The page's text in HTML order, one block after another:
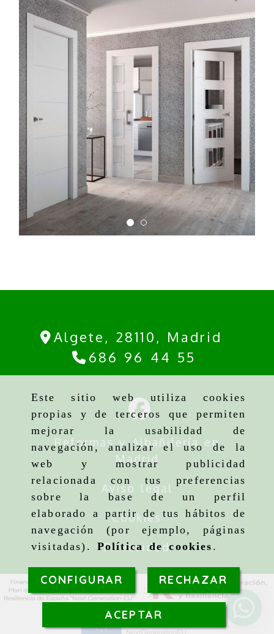
Este sitio web utiliza cookies
propias y de terceros que permiten
mejorar la usabilidad de
navegación, analizar el uso de la
web y mostrar publicidad
relacionada con tus preferencias
sobre la base de un perfil
elaborado a partir de tus hábitos de
navegación (por ejemplo, páginas
visitadas). Política de cookies .
CONFIGURAR RECHAZAR
ACEPTAR
Inteior de vivienda con
puertas modernas de color
blanco y paredes de color
gris
Algete, 28110, Madrid
686 96 44 55
Reformas y Albañilería en
Madrid
Aviso legal
Cookies
Privacidad